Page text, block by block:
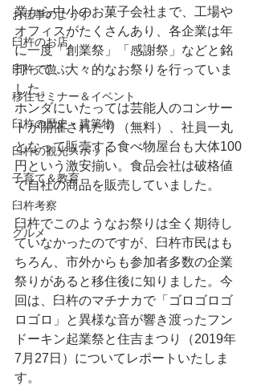
お仕事のようす
臼杵のお店
臼杵で遊ぶ
移住セミナー＆イベント
臼杵の歴史・建築物
臼杵の観光スポット
子育て＆教育
臼杵考察
グルメ
業から中小のお菓子会社まで、工場や
オフィスがたくさんあり、各企業は年
に一度「創業祭」「感謝祭」などと銘
打って、大々的なお祭りを行っていま
した。
ホンダにいたっては芸能人のコンサー
トが開催されたり（無料）、社員一丸
となって販売する食べ物屋台も大体100
円という激安揃い。食品会社は破格値
で自社の商品を販売していました。
臼杵でこのようなお祭りは全く期待し
ていなかったのですが、臼杵市民はも
ちろん、市外からも参加者多数の企業
祭りがあると移住後に知りました。今
回は、臼杵のマチナカで「ゴロゴロゴ
ロゴロ」と異様な音が響き渡ったフン
ドーキン起業祭と住吉まつり（2019年
7月27日）についてレポートいたしま
す。